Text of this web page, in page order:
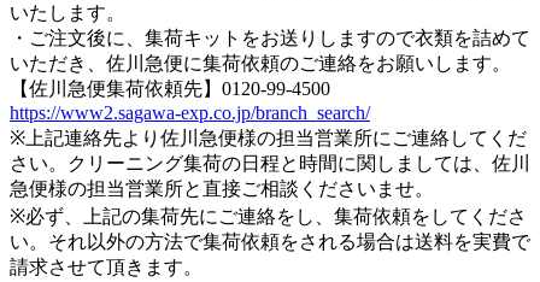
いたします。
・ご注文後に、集荷キットをお送りしますので衣類を詰めて
いただき、佐川急便に集荷依頼のご連絡をお願いします。
【佐川急便集荷依頼先】0120-99-4500
https://www2.sagawa-exp.co.jp/branch_search/
※上記連絡先より佐川急便様の担当営業所にご連絡してくだ
さい。クリーニング集荷の日程と時間に関しましては、佐川
急便様の担当営業所と直接ご相談くださいませ。
※必ず、上記の集荷先にご連絡をし、集荷依頼をしてくださ
い。それ以外の方法で集荷依頼をされる場合は送料を実費で
請求させて頂きます。